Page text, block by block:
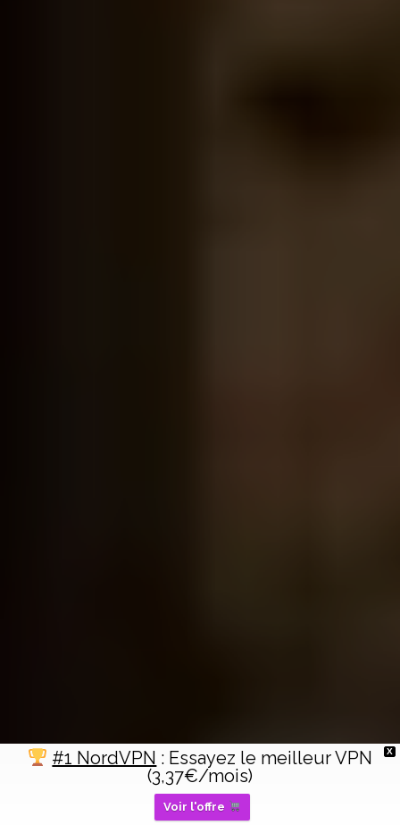
X
#1 NordVPN : Essayez le meilleur VPN
(3,37€/mois)
Voir l'offre